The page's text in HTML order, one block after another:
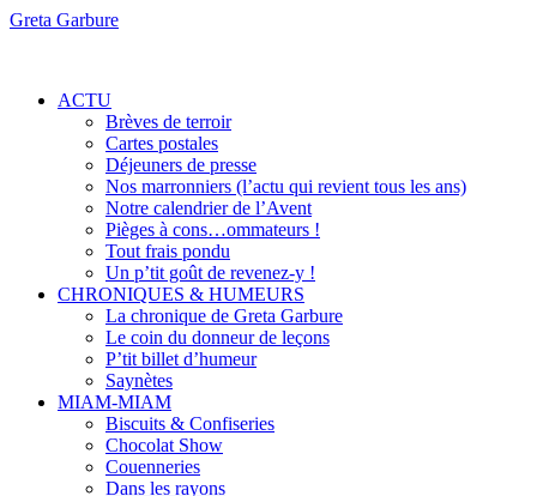
Greta Garbure
ACTU
Brèves de terroir
Cartes postales
Déjeuners de presse
Nos marronniers (l’actu qui revient tous les ans)
Notre calendrier de l’Avent
Pièges à cons…ommateurs !
Tout frais pondu
Un p’tit goût de revenez-y !
CHRONIQUES & HUMEURS
La chronique de Greta Garbure
Le coin du donneur de leçons
P’tit billet d’humeur
Saynètes
MIAM-MIAM
Biscuits & Confiseries
Chocolat Show
Couenneries
Dans les rayons